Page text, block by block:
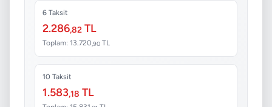
6 Taksit
2.286,82 TL
Toplam: 13.720 ,90 TL
10 Taksit
1.583,18 TL